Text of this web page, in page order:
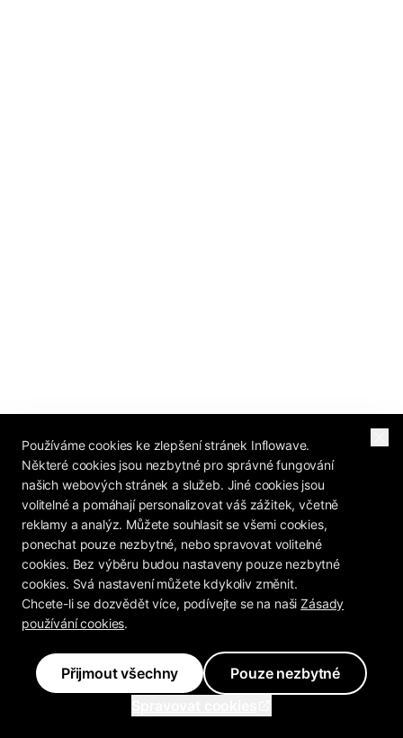
Používáme cookies ke zlepšení stránek Inflowave.
Některé cookies jsou nezbytné pro správné fungování
našich webových stránek a služeb. Jiné cookies jsou
volitelné a pomáhají personalizovat váš zážitek, včetně
reklamy a analýz. Můžete souhlasit se všemi cookies,
ponechat pouze nezbytné, nebo spravovat volitelné
cookies. Bez výběru budou nastaveny pouze nezbytné
cookies. Svá nastavení můžete kdykoliv změnit.
Chcete-li se dozvědět více, podívejte se na našiZásady
používání cookies.
Přijmout všechny
Pouze nezbytné